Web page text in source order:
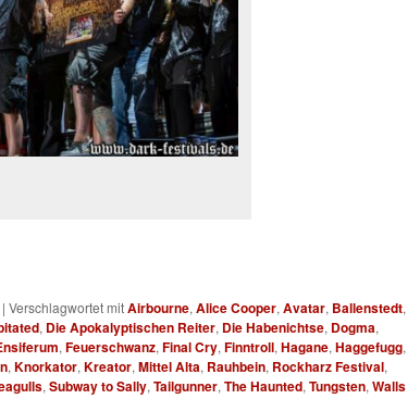
| Verschlagwortet mitAirbourne, Alice Cooper, Avatar, Ballenstedt,
, Die Apokalyptischen Reiter, Die Habenichtse, Dogma,
, Feuerschwanz, Final Cry, Finntroll, Hagane, Haggefugg,
, Knorkator, Kreator, Mittel Alta, Rauhbein, Rockharz Festival,
, Subway to Sally, Tailgunner, The Haunted, Tungsten, Walls